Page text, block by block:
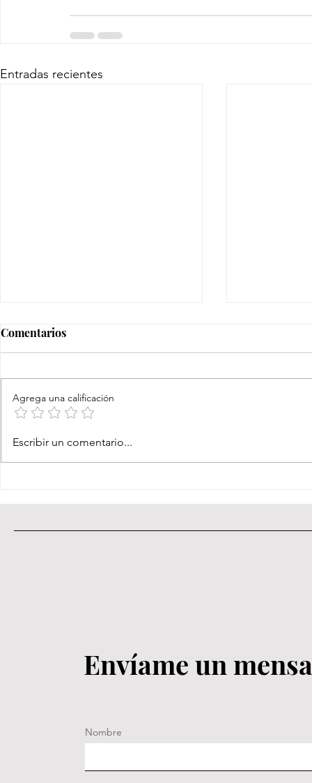
Entradas recientes
No te olvides al bebé
Comentarios
Agrega una calificación
Escribir un comentario...
Envíame un
Nombre